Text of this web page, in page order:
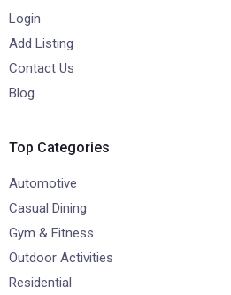
Login
Add Listing
Contact Us
Blog
Top Categories
Automotive
Casual Dining
Gym & Fitness
Outdoor Activities
Residential